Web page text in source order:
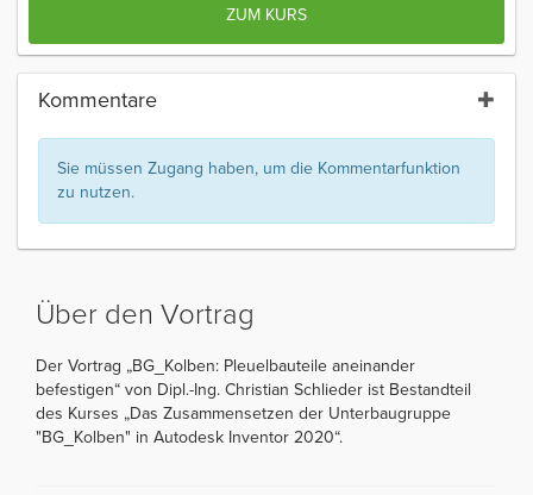
ZUM KURS
Kommentare
Sie müssen Zugang haben, um die Kommentarfunktion
zu nutzen.
Über den Vortrag
Der Vortrag „BG_Kolben: Pleuelbauteile aneinander
befestigen“ von Dipl.-Ing. Christian Schlieder ist Bestandteil
des Kurses „Das Zusammensetzen der Unterbaugruppe
"BG_Kolben" in Autodesk Inventor 2020“.